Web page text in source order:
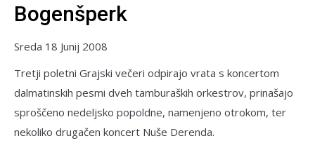
Bogenšperk
Sreda 18 Junij 2008
Tretji poletni Grajski večeri odpirajo vrata s koncertom
dalmatinskih pesmi dveh tamburaških orkestrov, prinašajo
sproščeno nedeljsko popoldne, namenjeno otrokom, ter
nekoliko drugačen koncert Nuše Derenda.